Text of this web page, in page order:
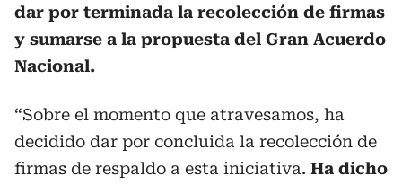
dar por terminada la recolección de firmas
y sumarse a la propuesta del Gran Acuerdo
Nacional.
“Sobre el momento que atravesamos, ha
decidido dar por concluida la recolección de
firmas de respaldo a esta iniciativa. Ha dicho